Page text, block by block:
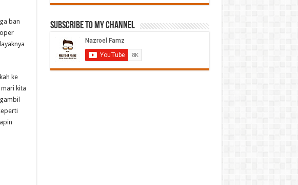
ban
ke
kita
Subscribe to My Channel